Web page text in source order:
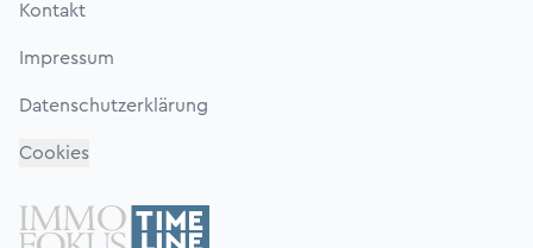
Kontakt
Impressum
Datenschutzerklärung
Cookies